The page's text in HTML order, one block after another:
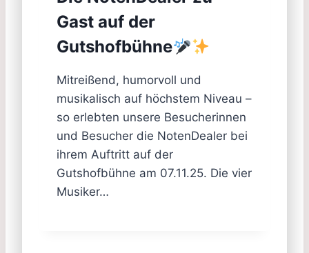
Gast auf der
Gutshofbühne
Mitreißend, humorvoll und
musikalisch auf höchstem Niveau –
so erlebten unsere Besucherinnen
und Besucher die NotenDealer bei
ihrem Auftritt auf der
Gutshofbühne am 07.11.25. Die vier
Musiker…